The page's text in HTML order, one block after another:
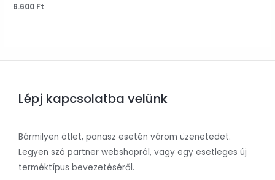
Értékelés:
0
6.600 Ft
Lépj kapcsolatba velünk
Bármilyen ötlet, panasz esetén várom üzenetedet.
Legyen szó partner webshopról, vagy egy esetleges új
terméktípus bevezetéséről.